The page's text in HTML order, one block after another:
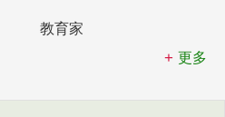
教育家
更多